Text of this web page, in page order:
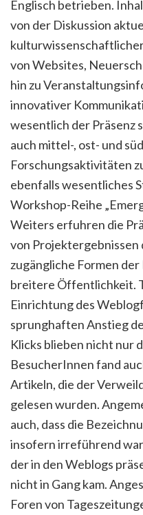
Englisch betrieben.
von der Diskussion
von Websites,
hin zu
innovativer
wesentlich der Präsenz
auch mittel-, ost- und
Forschungsaktivitäten
ebenfalls wesentliches
Workshop-Reihe
Weiters erfuhren die
von
zugängliche Formen
breitere Öffentlichkeit.
Einrichtung des
sprunghaften Anstieg
Klicks blieben nicht nur
BesucherInnen fand
Artikeln, die der
gelesen wurden.
auch, dass die
insofern irreführend
der in den Weblogs
nicht in Gang kam.
Foren von